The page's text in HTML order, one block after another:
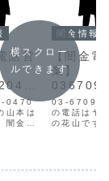
話営
報
0470
山本は
闇金の
闇金情報
【闇金電
業】
ハナヤマ
報
03-6709-
の電話はヤ
の花山です
横スクロー
ルできます